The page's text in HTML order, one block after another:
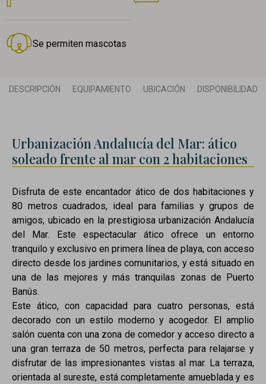
Se permiten mascotas
DESCRIPCIÓN EQUIPAMIENTO UBICACIÓN DISPONIBILIDAD
Urbanización Andalucía del Mar: ático
soleado frente al mar con 2 habitaciones
Disfruta de este encantador ático de dos habitaciones y
80 metros cuadrados, ideal para familias y grupos de
amigos, ubicado en la prestigiosa urbanización Andalucía
del Mar. Este espectacular ático ofrece un entorno
tranquilo y exclusivo en primera línea de playa, con acceso
directo desde los jardines comunitarios, y está situado en
una de las mejores y más tranquilas zonas de Puerto
Banús.
Este ático, con capacidad para cuatro personas, está
decorado con un estilo moderno y acogedor. El amplio
salón cuenta con una zona de comedor y acceso directo a
una gran terraza de 50 metros, perfecta para relajarse y
disfrutar de las impresionantes vistas al mar. La terraza,
orientada al sureste, está completamente amueblada y es